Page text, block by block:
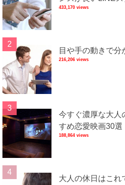
433,170 views
目や手の動きで分
216,206 views
今すぐ濃厚な大人
すめ恋愛映画30選
188,864 views
大人の休日はこれ